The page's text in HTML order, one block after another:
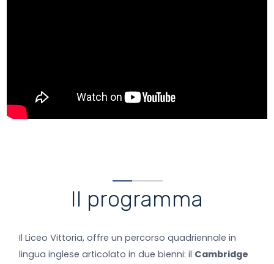
Il programma
Il Liceo Vittoria, offre un percorso quadriennale in
lingua inglese articolato in due bienni: il Cambridge